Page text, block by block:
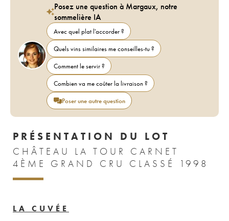
Posez une question à Margaux, notre
sommelière IA
Avec quel plat l'accorder ?
Quels vins similaires me conseilles-tu ?
Comment le servir ?
Combien va me coûter la livraison ?
Poser une autre question
PRÉSENTATION DU LOT
CHÂTEAU LA TOUR CARNET
4ÈME GRAND CRU CLASSÉ 1998
LA CUVÉE